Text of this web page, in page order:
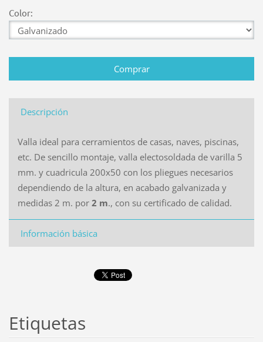
Color:
Descripción
Valla ideal para cerramientos de casas, naves, piscinas,
etc. De sencillo montaje, valla electosoldada de varilla 5
mm. y cuadricula 200x50 con los pliegues necesarios
dependiendo de la altura, en acabado galvanizada y
medidas 2 m. por 2 m., con su certificado de calidad.
Información básica
Etiquetas